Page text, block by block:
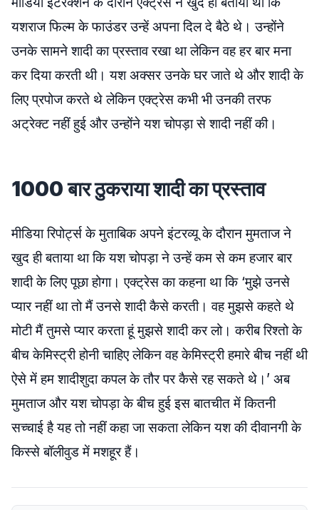
यशराज फिल्म के फाउंडर उन्हें अपना दिल दे बैठे थे। उन्होंने
उनके सामने शादी का प्रस्ताव रखा था लेकिन वह हर बार मना
कर दिया करती थी। यश अक्सर उनके घर जाते थे और शादी के
लिए प्रपोज करते थे लेकिन एक्ट्रेस कभी भी उनकी तरफ
अट्रेक्ट नहीं हुई और उन्होंने यश चोपड़ा से शादी नहीं की।
1000 बार ठुकराया शादी का प्रस्ताव
मीडिया रिपोर्ट्स के मुताबिक अपने इंटरव्यू के दौरान मुमताज ने
खुद ही बताया था कि यश चोपड़ा ने उन्हें कम से कम हजार बार
शादी के लिए पूछा होगा। एक्ट्रेस का कहना था कि ‘मुझे उनसे
प्यार नहीं था तो मैं उनसे शादी कैसे करती। वह मुझसे कहते थे
मोटी मैं तुमसे प्यार करता हूं मुझसे शादी कर लो। करीब रिश्तो के
बीच केमिस्ट्री होनी चाहिए लेकिन वह केमिस्ट्री हमारे बीच नहीं थी
ऐसे में हम शादीशुदा कपल के तौर पर कैसे रह सकते थे।’ अब
मुमताज और यश चोपड़ा के बीच हुई इस बातचीत में कितनी
सच्चाई है यह तो नहीं कहा जा सकता लेकिन यश की दीवानगी के
किस्से बॉलीवुड में मशहूर हैं।